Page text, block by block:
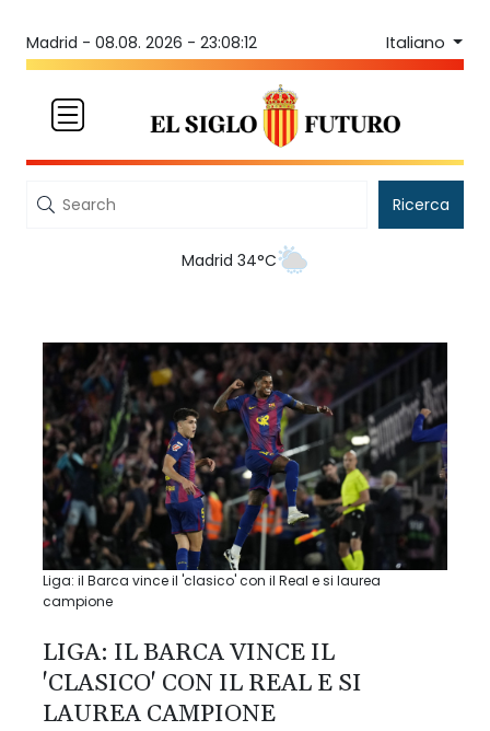
Madrid - 08.08. 2026 - 23:08:12 Italiano
Ricerca
Madrid 34°C
Liga: il Barca vince il 'clasico' con il Real e si laurea
campione
LIGA: IL BARCA VINCE IL
'CLASICO' CON IL REAL E SI
LAUREA CAMPIONE